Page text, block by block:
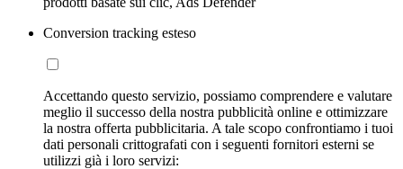
Conversion tracking esteso
Accettando questo servizio, possiamo comprendere e valutare
meglio il successo della nostra pubblicità online e ottimizzare
la nostra offerta pubblicitaria. A tale scopo confrontiamo i tuoi
dati personali crittografati con i seguenti fornitori esterni se
utilizzi già i loro servizi: